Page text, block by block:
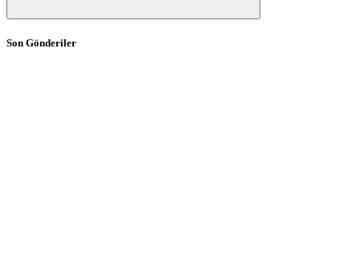
Son Gönderiler